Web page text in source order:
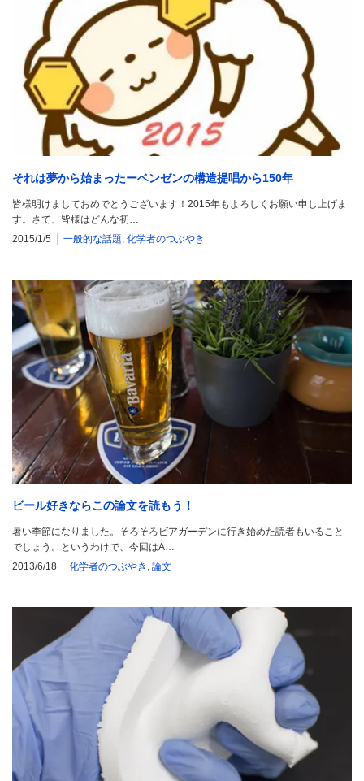
それは夢から始まったーベンゼンの構造提唱から150年
皆様明けましておめでとうございます！2015年もよろしくお願い申し上げま
す。さて、皆様はどんな初…
2015/1/5
一般的な話題, 化学者のつぶやき
ビール好きならこの論文を読もう！
暑い季節になりました。そろそろビアガーデンに行き始めた読者もいること
でしょう。というわけで、今回はA…
2013/6/18
化学者のつぶやき , 論文